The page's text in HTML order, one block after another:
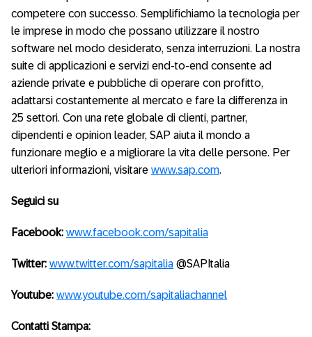
competere con successo. Semplifichiamo la tecnologia per
le imprese in modo che possano utilizzare il nostro
software nel modo desiderato, senza interruzioni. La nostra
suite di applicazioni e servizi end-to-end consente ad
aziende private e pubbliche di operare con profitto,
adattarsi costantemente al mercato e fare la differenza in
25 settori. Con una rete globale di clienti, partner,
dipendenti e opinion leader, SAP aiuta il mondo a
funzionare meglio e a migliorare la vita delle persone. Per
ulteriori informazioni, visitare www.sap.com.
Seguici su
Facebook: www.facebook.com/sapitalia
Twitter: www.twitter.com/sapitalia @SAPItalia
Youtube: www.youtube.com/sapitaliachannel
Contatti Stampa: